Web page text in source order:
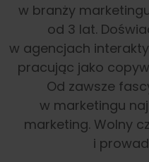
w branży
od 3 lat.
w agencjach
pracując jako
Od zawsze
w marketingu
marketing. Wolny
i